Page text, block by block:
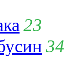
23
34